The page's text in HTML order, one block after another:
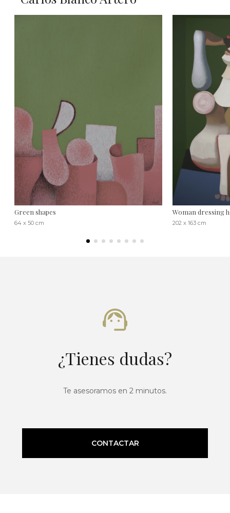
Green shapes
64 x 50 cm
Woman dressing
202 x 163 cm
¿Tienes dudas?
Te asesoramos en 2 minutos.
CONTACTAR